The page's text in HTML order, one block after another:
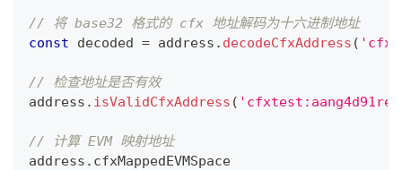
// 将 base32 格式的 cfx 地址解码为十六进制地址
const decoded = address . decodeCfxAddress (
// 检查地址是否有效
address . isValidCfxAddress (
// 计算 EVM 映射地址
address . cfxMappedEVMSpace